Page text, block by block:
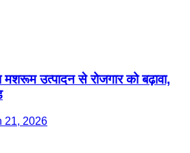
मशरूम उत्पादन से रोजगार को बढ़ावा,
21, 2026